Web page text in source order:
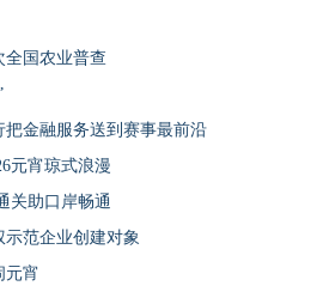
全国农业普查
金融服务送到赛事最前沿
元宵琼式浪漫
关助口岸畅通
范企业创建对象
元宵